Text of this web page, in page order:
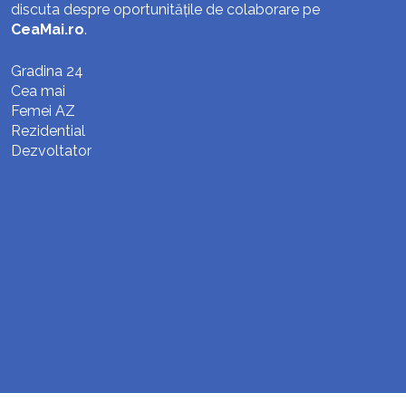
discuta despre oportunitățile de colaborare pe
CeaMai.ro.
Gradina 24
Cea mai
Femei AZ
Rezidential
Dezvoltator